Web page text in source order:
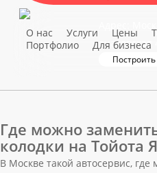
О нас Услуги Цены
Портфолио
Для бизнеса
очаковская
Где можно
колодки на Тойота
В Москве такой автосервис,